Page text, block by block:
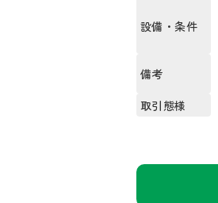
設備・条件
備考
取引態様